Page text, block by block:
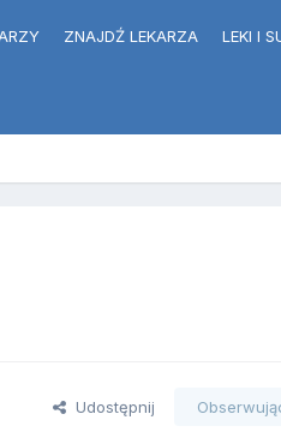
ZNAJDŹ LEKARZA LEKI I
Udostępnij